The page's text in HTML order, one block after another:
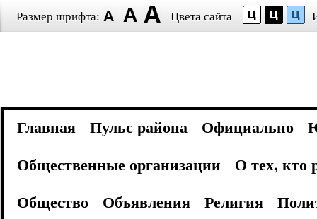
Размер шрифта: Цвета сайта
Главная Пульс района Официально
Общественные организации
О тех, кто
Общество
Объявления Религия